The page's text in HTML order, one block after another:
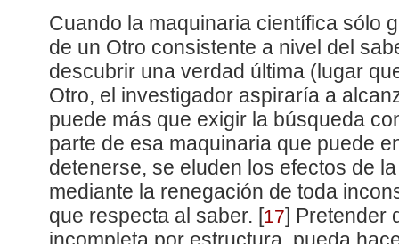
Cuando la maquinaria científica sólo
de un Otro consistente a nivel del
descubrir una verdad última (lugar
Otro, el investigador aspiraría a
puede más que exigir la búsqueda
parte de esa maquinaria que puede
detenerse, se eluden los efectos de
mediante la renegación de toda
que respecta al saber. [17] Pretender